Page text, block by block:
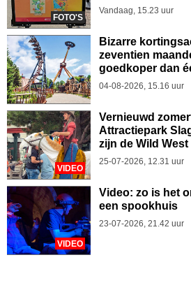
FOTO'S
Vandaag, 15.23 uur
Bizarre
zeventien
goedkoper dan
04-08-2026, 15.16 uur
VIDEO
Vernieuwd
Attractiepark
zijn de Wild
25-07-2026, 12.31 uur
VIDEO
Video: zo is het
een spookhuis
23-07-2026, 21.42 uur